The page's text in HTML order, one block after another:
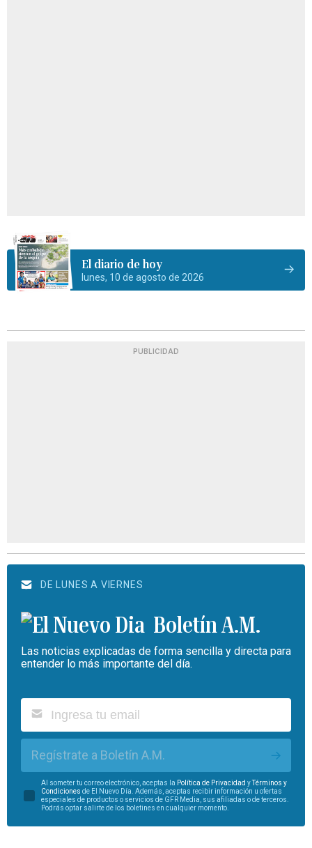
El diario de hoy
lunes, 10 de agosto de 2026
PUBLICIDAD
DE LUNES A VIERNES
Boletín A.M.
Las noticias explicadas de forma sencilla y directa para
entender lo más importante del día.
Regístrate a Boletín A.M.
Al someter tu correo electrónico, aceptas la Política de Privacidad y
Términos y
Condiciones de El Nuevo Día. Además, aceptas recibir información u ofertas
especiales de productos o servicios de GFR Media, sus afiliadas o de terceros.
Podrás optar salirte de los boletines en cualquier momento.